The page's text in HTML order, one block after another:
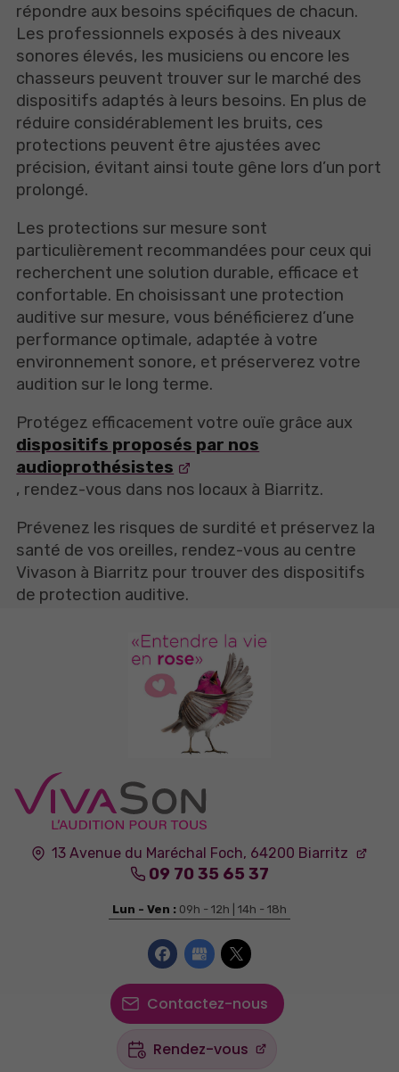
répondre aux besoins spécifiques de chacun.
Les professionnels exposés à des niveaux
sonores élevés, les musiciens ou encore les
chasseurs peuvent trouver sur le marché des
dispositifs adaptés à leurs besoins. En plus de
réduire considérablement les bruits, ces
protections peuvent être ajustées avec
précision, évitant ainsi toute gêne lors d’un port
prolongé.
Les protections sur mesure sont
particulièrement recommandées pour ceux qui
recherchent une solution durable, efficace et
confortable. En choisissant une protection
auditive sur mesure, vous bénéficierez d’une
performance optimale, adaptée à votre
environnement sonore, et préserverez votre
audition sur le long terme.
Protégez efficacement votre ouïe grâce aux
dispositifs proposés par nos
audioprothésistes
, rendez-vous dans nos locaux à Biarritz.
Prévenez les risques de surdité et préservez la
santé de vos oreilles, rendez-vous au centre
Vivason à Biarritz pour trouver des dispositifs
de protection auditive.
13 Avenue du Maréchal Foch, 64200 Biarritz
09 70 35 65 37
Lun - Ven : 09h - 12h | 14h - 18h
Contactez-nous
Rendez-vous